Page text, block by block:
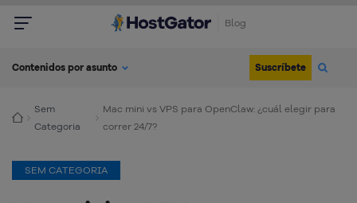
Blog
Contenidos por asunto Suscríbete
Sem
Categoria
Mac mini vs VPS para OpenClaw: ¿cuál elegir para
correr 24/7?
SEM CATEGORIA